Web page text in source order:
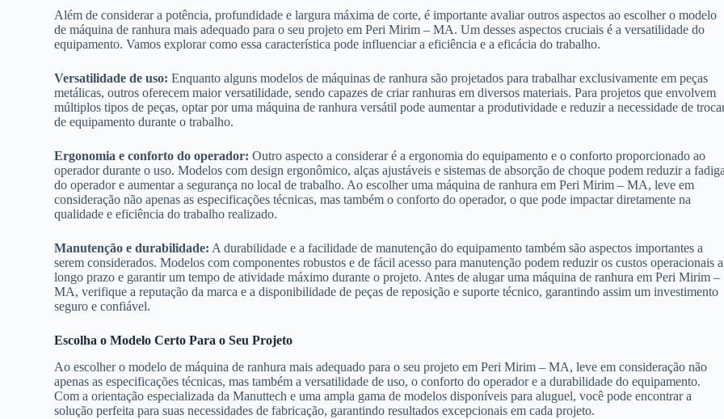
Além de considerar a potência, profundidade e largura máxima de corte, é importante avaliar outros aspectos ao escolher o modelo
de máquina de ranhura mais adequado para o seu projeto em Peri Mirim – MA. Um desses aspectos cruciais é a versatilidade do
equipamento. Vamos explorar como essa característica pode influenciar a eficiência e a eficácia do trabalho.
Versatilidade de uso: Enquanto alguns modelos de máquinas de ranhura são projetados para trabalhar exclusivamente em peças
metálicas, outros oferecem maior versatilidade, sendo capazes de criar ranhuras em diversos materiais. Para projetos que envolvem
múltiplos tipos de peças, optar por uma máquina de ranhura versátil pode aumentar a produtividade e reduzir a necessidade de
de equipamento durante o trabalho.
Ergonomia e conforto do operador: Outro aspecto a considerar é a ergonomia do equipamento e o conforto proporcionado ao
operador durante o uso. Modelos com design ergonômico, alças ajustáveis e sistemas de absorção de choque podem reduzir a
do operador e aumentar a segurança no local de trabalho. Ao escolher uma máquina de ranhura em Peri Mirim – MA, leve em
consideração não apenas as especificações técnicas, mas também o conforto do operador, o que pode impactar diretamente na
qualidade e eficiência do trabalho realizado.
Manutenção e durabilidade: A durabilidade e a facilidade de manutenção do equipamento também são aspectos importantes a
serem considerados. Modelos com componentes robustos e de fácil acesso para manutenção podem reduzir os custos operacionais a
longo prazo e garantir um tempo de atividade máximo durante o projeto. Antes de alugar uma máquina de ranhura em Peri Mirim –
MA, verifique a reputação da marca e a disponibilidade de peças de reposição e suporte técnico, garantindo assim um investimento
seguro e confiável.
Escolha o Modelo Certo Para o Seu Projeto
Ao escolher o modelo de máquina de ranhura mais adequado para o seu projeto em Peri Mirim – MA, leve em consideração não
apenas as especificações técnicas, mas também a versatilidade de uso, o conforto do operador e a durabilidade do equipamento.
Com a orientação especializada da Manuttech e uma ampla gama de modelos disponíveis para aluguel, você pode encontrar a
solução perfeita para suas necessidades de fabricação, garantindo resultados excepcionais em cada projeto.